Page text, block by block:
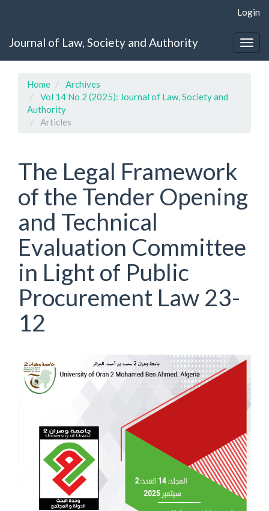
page
Navigation
Main
Content
Sidebar
Login
Journal of Law, Society and Authority
Home
Archives
Vol 14 No 2 (2025): Journal of Law, Society and
Authority
Articles
The Legal Framework
of the Tender Opening
and Technical
Evaluation Committee
in Light of Public
Procurement Law 23-
12
Article
Sidebar